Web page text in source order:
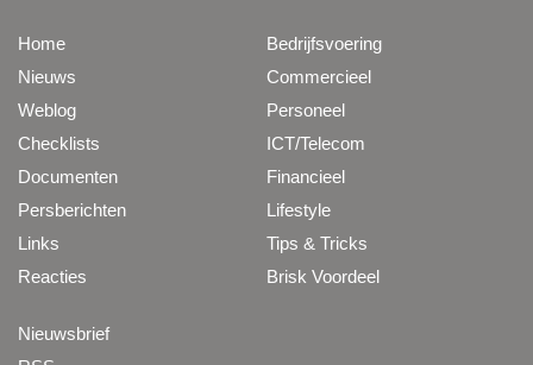
Home
Nieuws
Weblog
Checklists
Documenten
Persberichten
Links
Reacties
Bedrijfsvoering
Commercieel
Personeel
ICT/Telecom
Financieel
Lifestyle
Tips & Tricks
Brisk Voordeel
Nieuwsbrief